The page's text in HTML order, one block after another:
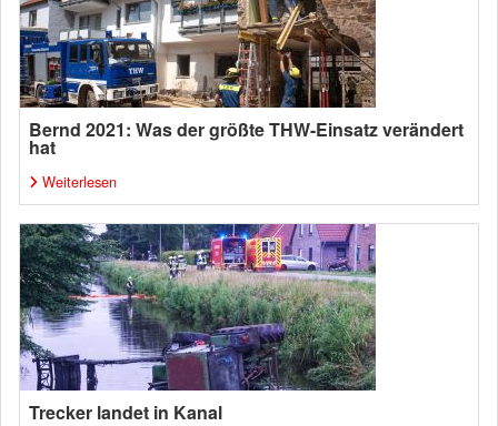
Bernd 2021: Was der größte THW-Einsatz verändert
hat
Weiterlesen
Trecker landet in Kanal